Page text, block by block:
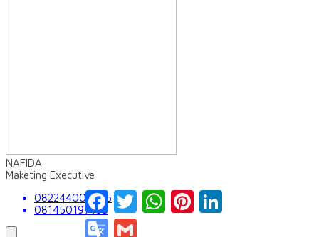
NAFIDA
Maketing Executive
082244009555
081450197163
FacebookTwitterWhatsAppPinterest
Google